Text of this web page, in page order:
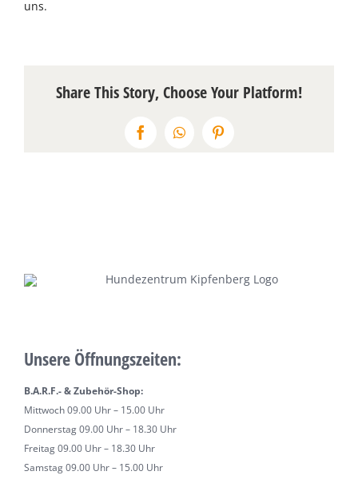
uns.
Share This Story, Choose Your Platform!
FacebookWhatsAppPinterest
Unsere Öffnungszeiten:
B.A.R.F.- & Zubehör-Shop:
Mittwoch 09.00 Uhr – 15.00 Uhr
Donnerstag 09.00 Uhr – 18.30 Uhr
Freitag 09.00 Uhr – 18.30 Uhr
Samstag 09.00 Uhr – 15.00 Uhr